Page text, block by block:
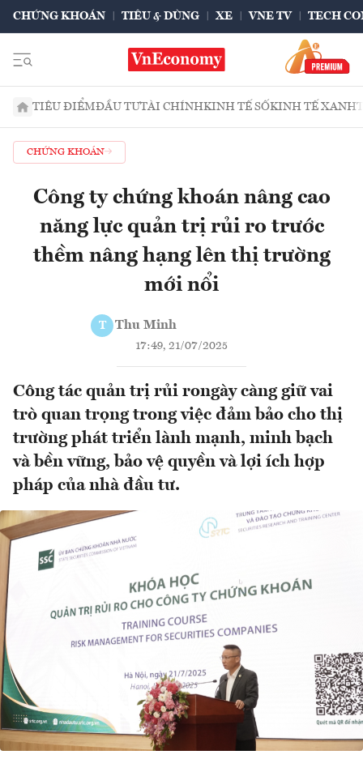
CHỨNG KHOÁN TIÊU & DÙNG XE VNE TV TECH
TIÊU ĐIỂMĐẦU TƯTÀI CHÍNHKINH TẾ SỐKINH TẾ XANH
CHỨNG KHOÁN
Công ty chứng khoán nâng cao
năng lực quản trị rủi ro trước
thềm nâng hạng lên thị trường
mới nổi
T Thu Minh
17:49, 21/07/2025
Công tác quản trị rủi rongày càng giữ vai
trò quan trọng trong việc đảm bảo cho thị
trường phát triển lành mạnh, minh bạch
và bền vững, bảo vệ quyền và lợi ích hợp
pháp của nhà đầu tư.